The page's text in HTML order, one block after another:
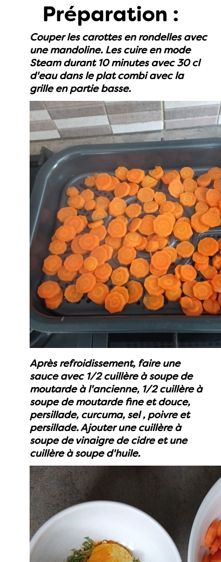
Préparation :
Couper les carottes en rondelles avec
une mandoline. Les cuire en mode
Steam durant 10 minutes avec 30 cl
d'eau dans le plat combi avec la
grille en partie basse.
Après refroidissement, faire une
sauce avec 1/2 cuillère à soupe de
moutarde à l'ancienne, 1/2 cuillère à
soupe de moutarde fine et douce,
persillade, curcuma, sel , poivre et
persillade. Ajouter une cuillère à
soupe de vinaigre de cidre et une
cuillère à soupe d'huile.